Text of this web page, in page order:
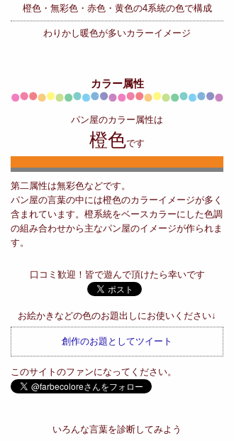
橙色・無彩色・赤色・黄色の4系統の色で構成
わりかし暖色が多いカラーイメージ
カラー属性
パン屋のカラー属性は
橙色です
第二属性は無彩色などです。
パン屋の言葉の中には橙色のカラーイメージが多く
含まれています。橙系統をベースカラーにした色調
の組み合わせから主なパン屋のイメージが作られま
す。
口コミ歓迎！皆で遊んで頂けたら幸いです
お絵かきなどの色のお題出しにお使いください↓
創作のお題としてツイート
このサイトのファンになってください。
いろんな言葉を診断してみよう